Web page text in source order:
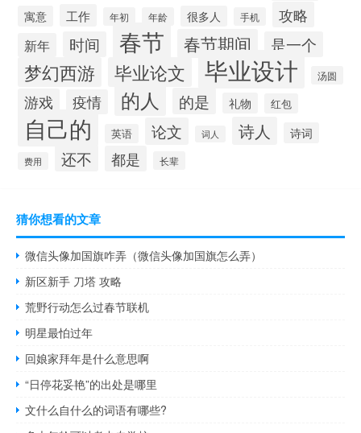
寓意 工作 年初 年龄 很多人 手机 攻略
新年 时间 春节 春节期间 是一个
梦幻西游 毕业论文 毕业设计 汤圆
游戏 疫情 的人 的是 礼物 红包
自己的 英语 论文 词人 诗人 诗词
费用 还不 都是 长辈
猜你想看的文章
微信头像加国旗咋弄（微信头像加国旗怎么弄）
新区新手 刀塔 攻略
荒野行动怎么过春节联机
明星最怕过年
回娘家拜年是什么意思啊
“日停花妥艳”的出处是哪里
文什么自什么的词语有哪些?